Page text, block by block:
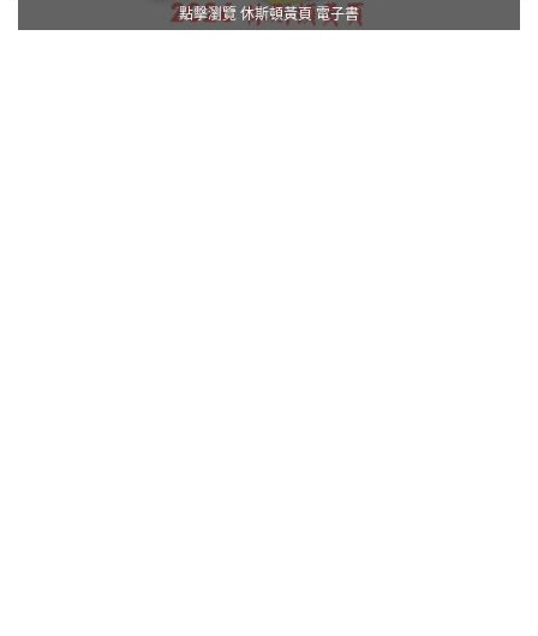
點擊瀏覽 休斯頓黃頁 電子書